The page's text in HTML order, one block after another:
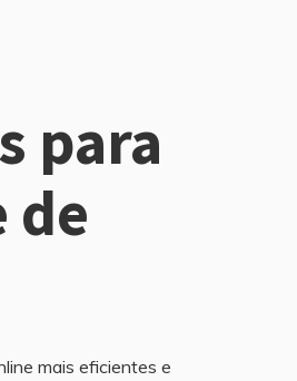
para
de
mais eficientes e